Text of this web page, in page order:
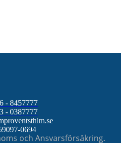
- 8457777
- 0387777
0694
och Ansvarsförsäkring.